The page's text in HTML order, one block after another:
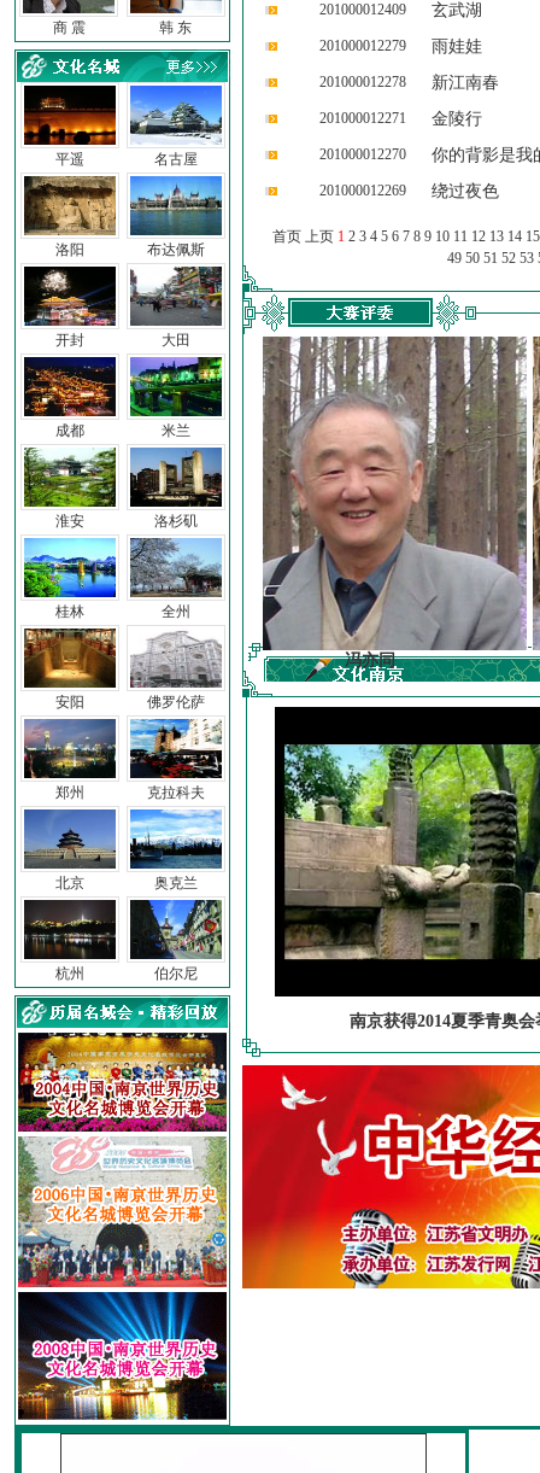
商 震 韩 东
平遥
洛阳
开封
成都
淮安
桂林
安阳
郑州
北京
杭州
名古屋
布达佩斯
大田
米兰
洛杉矶
全州
佛罗伦萨
克拉科夫
奥克兰
伯尔尼
201000012409 玄武湖
201000012279 雨娃娃
201000012278 新江南春
201000012271 金陵行
201000012270 你的背影是我
201000012269 绕过夜色
首页 上页 1 2 3 4 5 6 7 8 9 10 11 12 13 14 15
49 50 51 52 53
子 冯亦同
南京获得2014夏季青奥会